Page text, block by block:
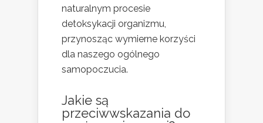
naturalnym procesie
detoksykacji organizmu,
przynosząc wymierne korzyści
dla naszego ogólnego
samopoczucia.
Jakie są
przeciwwskazania do